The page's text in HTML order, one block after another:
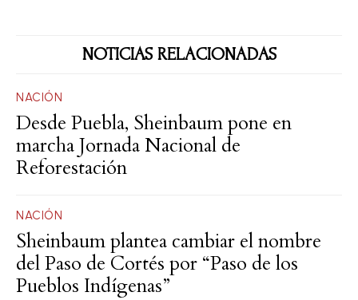
NOTICIAS RELACIONADAS
NACIÓN
Desde Puebla, Sheinbaum pone en
marcha Jornada Nacional de
Reforestación
NACIÓN
Sheinbaum plantea cambiar el nombre
del Paso de Cortés por “Paso de los
Pueblos Indígenas”